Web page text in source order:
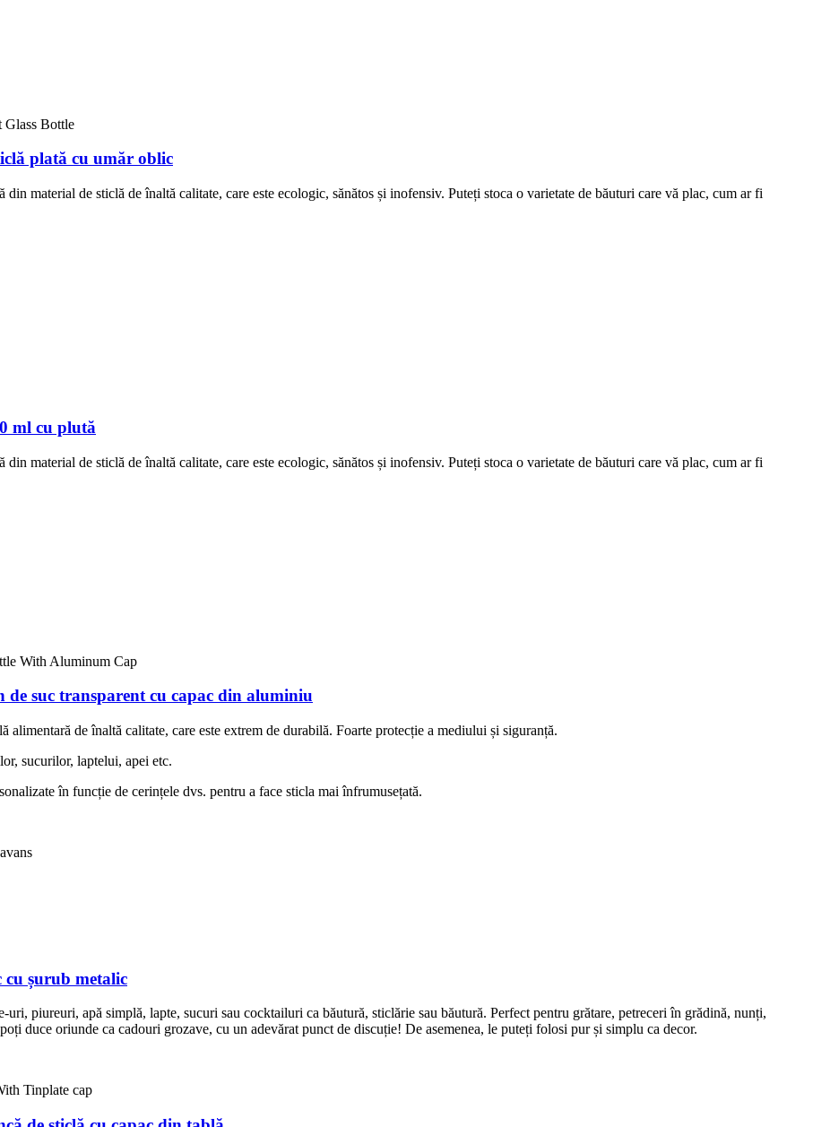
plată cu umăr oblic
material de sticlă de înaltă calitate, care este ecologic, sănătos și inofensiv. Puteți stoca o varietate de băuturi care vă plac, cum ar fi
ml cu plută
material de sticlă de înaltă calitate, care este ecologic, sănătos și inofensiv. Puteți stoca o varietate de băuturi care vă plac, cum ar fi
suc transparent cu capac din aluminiu
de înaltă calitate, care este extrem de durabilă. Foarte protecție a mediului și siguranță.
sucurilor, laptelui, apei etc.
în funcție de cerințele dvs. pentru a face sticla mai înfrumusețată.
cu șurub metalic
uri, piureuri, apă simplă, lapte, sucuri sau cocktailuri ca băutură, sticlărie sau băutură. Perfect pentru grătare, petreceri în grădină, nunți,
duce oriunde ca cadouri grozave, cu un adevărat punct de discuție! De asemenea, le puteți folosi pur și simplu ca decor.